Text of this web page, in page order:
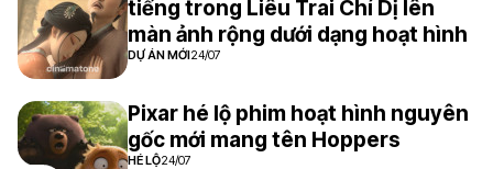
tiếng trong Liêu Trai Chí Dị lên
màn ảnh rộng dưới dạng hoạt hình
DỰ ÁN MỚI24/07
Pixar hé lộ phim hoạt hình nguyên
gốc mới mang tên Hoppers
HÉ LỘ24/07